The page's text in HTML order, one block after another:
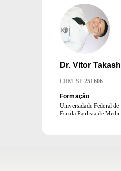
Dr. Vitor
CRM-SP 251606
Formação
Universidade Federal de
Escola Paulista de